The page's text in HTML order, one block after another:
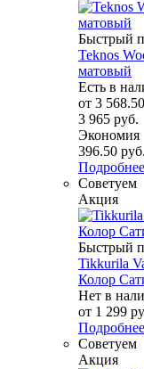
Быстрый
Teknos
матовый
Есть в
от 3
3 965 руб.
Экономия
396.50 руб.
Подробнее
Советуем
Акция
Быстрый
Tikkurila
Колор
Нет в
от 1 299
Подробнее
Советуем
Акция